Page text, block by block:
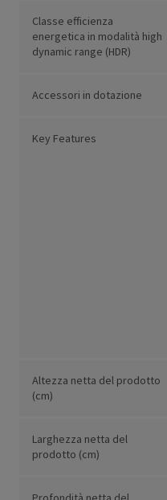
Classe efficienza
energetica in modalità high
dynamic range (HDR)
Accessori in dotazione
Key Features
Altezza netta del prodotto
(cm)
Larghezza netta del
prodotto (cm)